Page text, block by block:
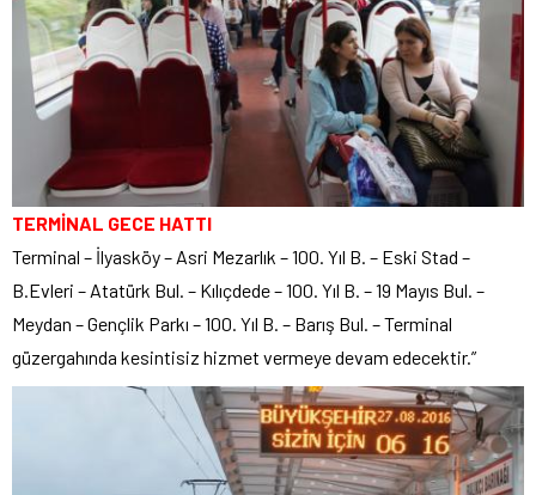
TERMİNAL GECE HATTI
Terminal – İlyasköy – Asri Mezarlık – 100. Yıl B. – Eski Stad –
B.Evleri – Atatürk Bul. – Kılıçdede – 100. Yıl B. – 19 Mayıs Bul. –
Meydan – Gençlik Parkı – 100. Yıl B. – Barış Bul. – Terminal
güzergahında kesintisiz hizmet vermeye devam edecektir.”